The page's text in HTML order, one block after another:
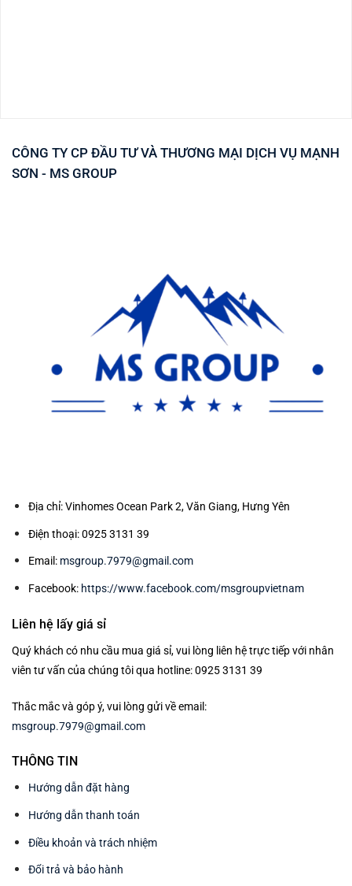
CÔNG TY CP ĐẦU TƯ VÀ THƯƠNG MẠI DỊCH VỤ MẠNH
SƠN - MS GROUP
Địa chỉ: Vinhomes Ocean Park 2, Văn Giang, Hưng Yên
Điện thoại: 0925 3131 39
Email: msgroup.7979@gmail.com
Facebook: https://www.facebook.com/msgroupvietnam
Liên hệ lấy giá sỉ
Quý khách có nhu cầu mua giá sỉ, vui lòng liên hệ trực tiếp với nhân
viên tư vấn của chúng tôi qua hotline: 0925 3131 39
Thắc mắc và góp ý, vui lòng gửi về email:
msgroup.7979@gmail.com
THÔNG TIN
Hướng dẫn đặt hàng
Hướng dẫn thanh toán
Điều khoản và trách nhiệm
Đổi trả và bảo hành